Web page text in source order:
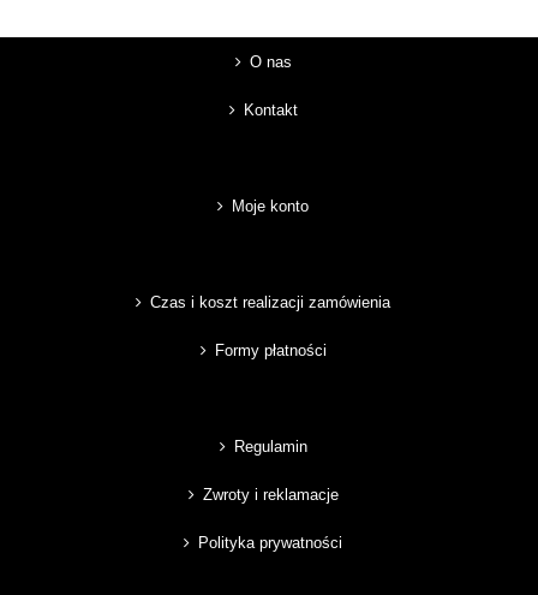
O nas
Kontakt
Moje konto
Czas i koszt realizacji zamówienia
Formy płatności
Regulamin
Zwroty i reklamacje
Polityka prywatności